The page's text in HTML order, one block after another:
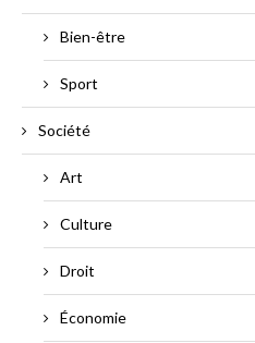
Bien-être
Sport
Société
Art
Culture
Droit
Économie